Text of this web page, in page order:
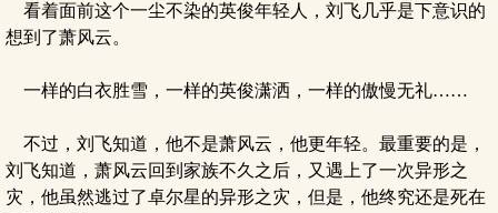
看着面前这个一尘不染的英俊年轻人，刘飞几乎是下意识的
想到了萧风云。
一样的白衣胜雪，一样的英俊潇洒，一样的傲慢无礼……
不过，刘飞知道，他不是萧风云，他更年轻。最重要的是，
刘飞知道，萧风云回到家族不久之后，又遇上了一次异形之
灾，他虽然逃过了卓尔星的异形之灾，但是，他终究还是死在